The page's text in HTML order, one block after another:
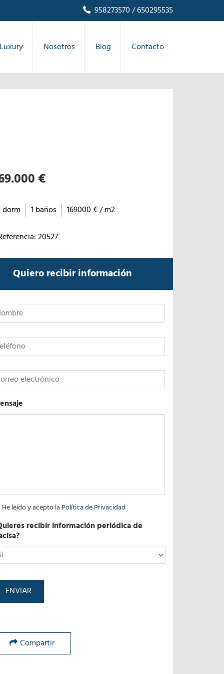
958273570/ 650295535
Luxury Nosotros Blog Contacto
€
dorm 1 baños 169000 € / m2
20527
Quiero recibir información
He leído y acepto la Política de Privacidad
recibir información periódica de
Compartir